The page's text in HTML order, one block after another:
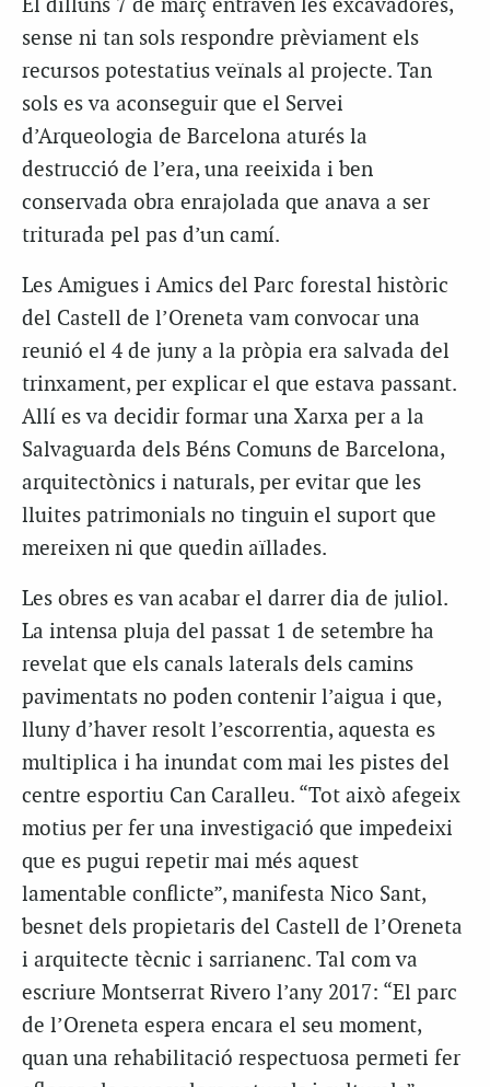
El dilluns 7 de març entraven les excavadores,
sense ni tan sols respondre prèviament els
recursos potestatius veïnals al projecte. Tan
sols es va aconseguir que el Servei
d’Arqueologia de Barcelona aturés la
destrucció de l’era, una reeixida i ben
conservada obra enrajolada que anava a ser
triturada pel pas d’un camí.
Les Amigues i Amics del Parc forestal històric
del Castell de l’Oreneta vam convocar una
reunió el 4 de juny a la pròpia era salvada del
trinxament, per explicar el que estava passant.
Allí es va decidir formar una Xarxa per a la
Salvaguarda dels Béns Comuns de Barcelona,
arquitectònics i naturals, per evitar que les
lluites patrimonials no tinguin el suport que
mereixen ni que quedin aïllades.
Les obres es van acabar el darrer dia de juliol.
La intensa pluja del passat 1 de setembre ha
revelat que els canals laterals dels camins
pavimentats no poden contenir l’aigua i que,
lluny d’haver resolt l’escorrentia, aquesta es
multiplica i ha inundat com mai les pistes del
centre esportiu Can Caralleu. “Tot això afegeix
motius per fer una investigació que impedeixi
que es pugui repetir mai més aquest
lamentable conflicte”, manifesta Nico Sant,
besnet dels propietaris del Castell de l’Oreneta
i arquitecte tècnic i sarrianenc. Tal com va
escriure Montserrat Rivero l’any 2017: “El parc
de l’Oreneta espera encara el seu moment,
quan una rehabilitació respectuosa permeti fer